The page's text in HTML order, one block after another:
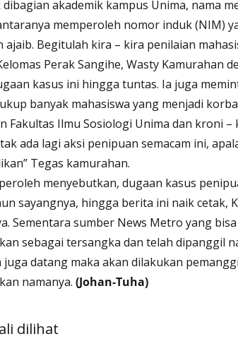
dibagian akademik kampus Unima, nama
memperoleh nomor induk (NIM)
ajaib. Begitulah kira – kira penilaian
Perak Sangihe, Wasty Kamurahan
kasus ini hingga tuntas. Ia juga
banyak mahasiswa yang menjadi
Fakultas Ilmu Sosiologi Unima dan kroni
ada lagi aksi penipuan semacam ini,
Tegas kamurahan.
menyebutkan, dugaan kasus
sayangnya, hingga berita ini naik cetak,
Sementara sumber News Metro yang
sebagai tersangka dan telah dipanggil
datang maka akan dilakukan
namanya. (Johan-Tuha)
dilihat